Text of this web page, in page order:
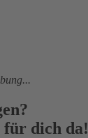
dich da!